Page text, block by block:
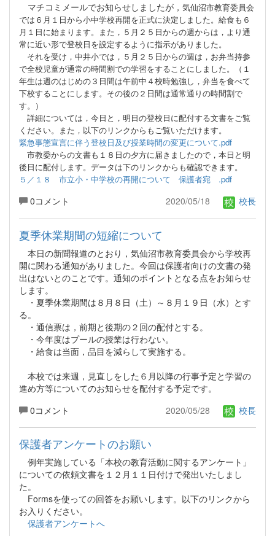
マチコミメールでお知らせしましたが， 気仙沼市教育委員会
では６月１日から小中学校再開を正式に決定しました。給食も６
月１日に始まります。また，５月２５日からの週からは，より通
常に近い形で登校日を設定するように指示がありました。
それを受け，中井小では，５月２５日からの週は，お弁当持参
で全校児童が通常の時間割での学習をすることにしました。（１
年生は週のはじめの３日間は午前中４校時勉強し，弁当を食べて
下校することにします。その後の２日間は通常通りの時間割で
す。）
詳細については，今日と，明日の登校日に配付する文書をご覧
ください。また，以下のリンクからもご覧いただけます。
緊急事態宣言に伴う登校日及び授業時間の変更について.pdf
市教委からの文書も１８日の夕方に届きましたので，本日と明
後日に配付します。データは下のリンクからも確認できます。
５／１８ 市立小・中学校の再開について 保護者宛 .pdf
0コメント 2020/05/18 校長
夏季休業期間の短縮について
本日の新聞報道のとおり，気仙沼市教育委員会から学校再
開に関わる通知がありました。今回は保護者向けの文書の発
出はないとのことです。通知のポイントとなる点をお知らせ
します。
・夏季休業期間は８月８日（土）～８月１９日（水）とす
る。
・通信票は，前期と後期の２回の配付とする。
・今年度はプールの授業は行わない。
・給食は当面，品目を減らして実施する。
本校では来週，見直しをした６月以降の行事予定と学習の
進め方等についてのお知らせを配付する予定です。
0コメント
2020/05/28 校長
保護者アンケートのお願い
例年実施している「本校の教育活動に関するアンケート」
についての依頼文書を１２月１１日付けで発出いたしまし
た。
Formsを使っての回答をお願いします。以下のリンクから
お入りください。
保護者アンケートへ